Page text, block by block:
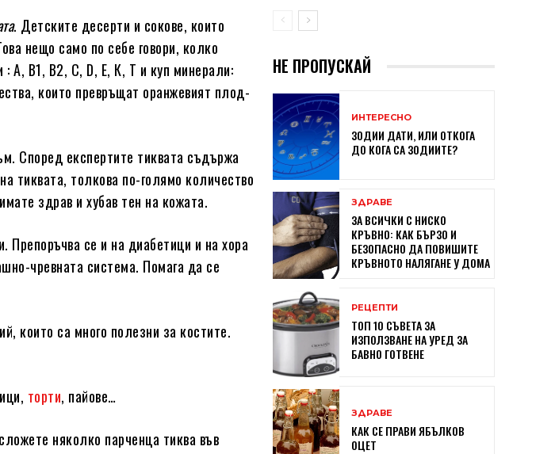
. Детските десерти и сокове, които
нещо само по себе говори, колко
A, B1, B2, C, D, Е, К, Т и куп минерали:
които превръщат оранжевият плод-
Според експертите тиквата съдържа
тиквата, толкова по-голямо количество
здрав и хубав тен на кожата.
Препоръчва се и на диабетици и на хора
чревната система. Помага да се
които са много полезни за костите.
торти, пайове…
няколко парченца тиква във
НЕ ПРОПУСКАЙ
ИНТЕРЕСНО
ЗОДИИ ДАТИ, ИЛИ ОТКОГА
ДО КОГА СА ЗОДИИТЕ?
ЗДРАВЕ
ЗА ВСИЧКИ С НИСКО
КРЪВНО: КАК БЪРЗО И
БЕЗОПАСНО ДА ПОВИШИТЕ
КРЪВНОТО НАЛЯГАНЕ У ДОМА
РЕЦЕПТИ
ТОП 10 СЪВЕТА ЗА
ИЗПОЛЗВАНЕ НА УРЕД ЗА
БАВНО ГОТВЕНЕ
ЗДРАВЕ
КАК СЕ ПРАВИ ЯБЪЛКОВ
ОЦЕТ